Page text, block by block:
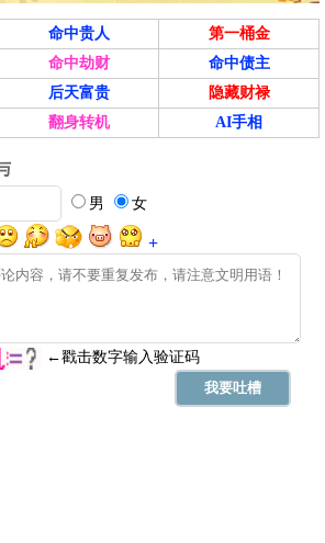
命中贵人
第一桶金
命中劫财
命中债主
后天富贵
隐藏财禄
翻身转机 AI手相